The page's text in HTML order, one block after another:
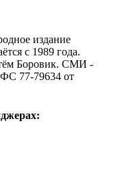
издание
с 1989 года.
Боровик. CМИ -
77-79634 от